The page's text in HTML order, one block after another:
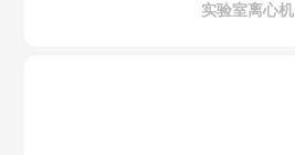
实验室离心机